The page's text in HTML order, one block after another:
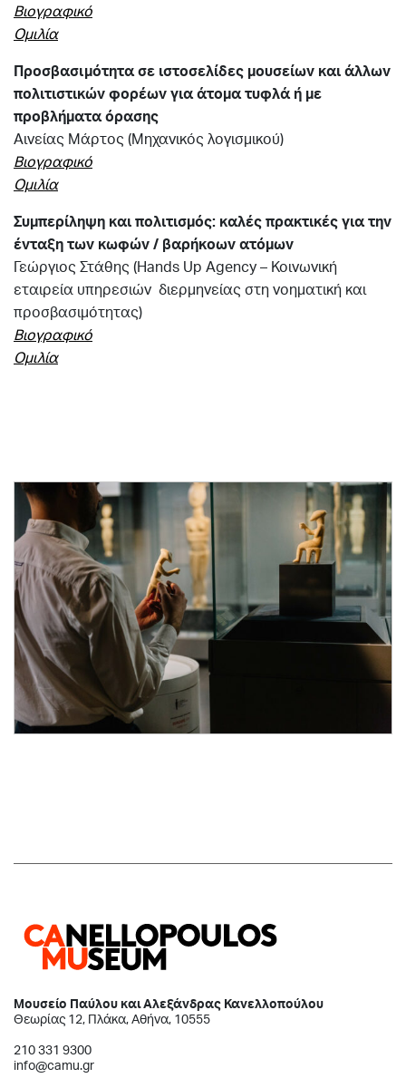
Βιογραφικό
Ομιλία
Προσβασιμότητα σε ιστοσελίδες μουσείων και άλλων
πολιτιστικών φορέων για άτομα τυφλά ή με
προβλήματα όρασης
Αινείας Μάρτος (Μηχανικός λογισμικού)
Βιογραφικό
Ομιλία
Συμπερίληψη και πολιτισμός: καλές πρακτικές για την
ένταξη των κωφών / βαρήκοων ατόμων
Γεώργιος Στάθης (Hands Up Agency– Κοινωνική
εταιρεία υπηρεσιών διερμηνείας στη νοηματική και
προσβασιμότητας)
Βιογραφικό
Ομιλία
Μουσείο Παύλου και Αλεξάνδρας Κανελλοπούλου
Θεωρίας 12, Πλάκα, Αθήνα, 10555
210 331 9300
info@camu.gr